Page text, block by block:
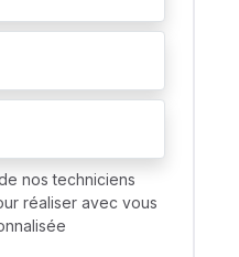
nos techniciens
réaliser avec vous